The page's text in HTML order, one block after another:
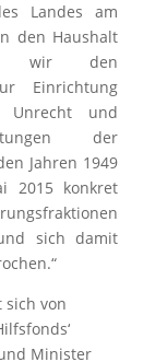
Landes am
den Haushalt
wir den
Einrichtung
und
der
Jahren 1949
2015 konkret
sich damit
sich von
Minister